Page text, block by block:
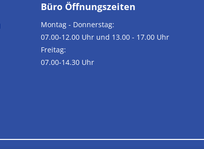
Büro Öffnungszeiten
Montag - Donnerstag:
07.00-12.00 Uhr und 13.00 - 17.00 Uhr
Freitag:
07.00-14.30 Uhr